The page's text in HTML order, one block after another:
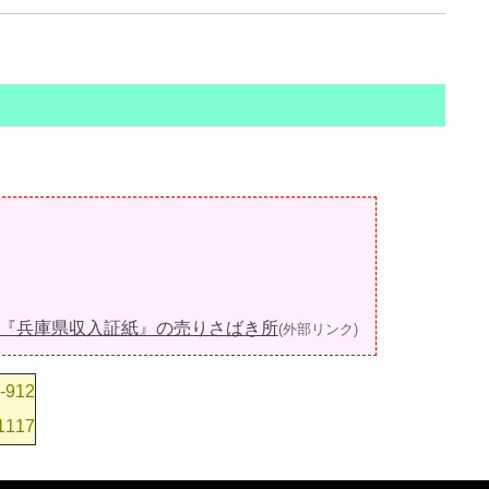
兵庫県収入証紙』の売りさばき所(外部リンク)